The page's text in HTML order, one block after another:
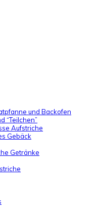
und Backofen
“Teilchen”
Aufstriche
Gebäck
Getränke